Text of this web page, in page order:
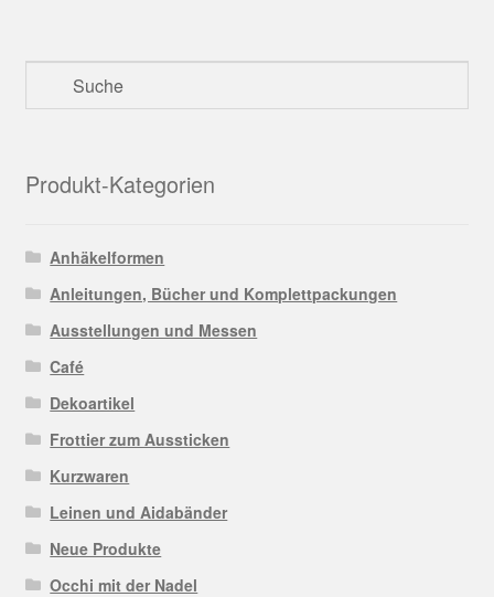
Produkt-Kategorien
Anhäkelformen
Anleitungen, Bücher und Komplettpackungen
Ausstellungen und Messen
Café
Dekoartikel
Frottier zum Aussticken
Kurzwaren
Leinen und Aidabänder
Neue Produkte
Occhi mit der Nadel